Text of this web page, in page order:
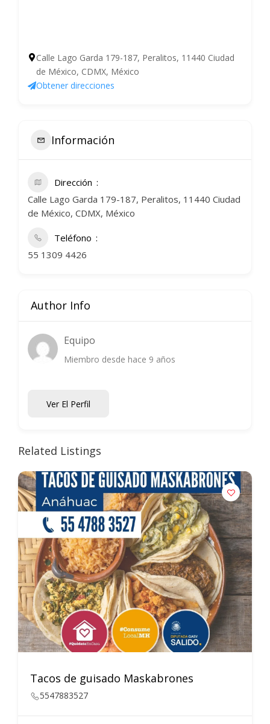
Calle Lago Garda 179-187, Peralitos, 11440 Ciudad
de México, CDMX, México
Obtener direcciones
Información
Dirección
Calle Lago Garda 179-187, Peralitos, 11440 Ciudad
de México, CDMX, México
Teléfono
55 1309 4426
Author Info
Equipo
Miembro desde hace 9 años
Ver El Perfil
Related Listings
Tacos de guisado Maskabrones
5547883527